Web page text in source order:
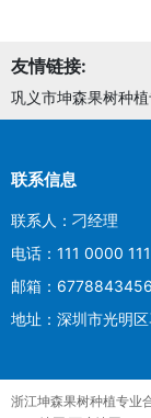
友情链接:
巩义市坤森果树种
联系信息
联系人：刁经理
电话：111 0000
邮箱：
地址：深圳市光明
浙江坤森果树种植专业